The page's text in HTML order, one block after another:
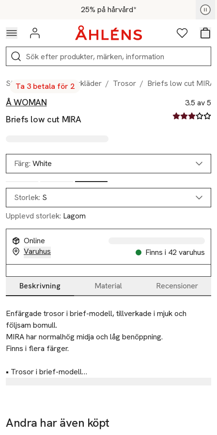
Hoppa till navigationsmenyn25% på hårvård*
För medlemmar - Shoppa nu
Logga in Favoriter
Sök
Start / Dam / Underkläder / Trosor / Briefs low cut MIRA
Produktbilder
Hoppa över bildspelet
Ta 3 betala för 2
Å WOMAN
Briefs low cut MIRA
3.5 av 5
3.5 av fem
Färg: White
Storlek: S
Upplevd storlek: Lagom
Online
Varuhus
Finns i 42 varuhus
Produktinformation
Beskrivning Material Recensioner
Beskrivning
Enfärgade trosor i brief-modell, tillverkade i mjuk och
följsam bomull.
MIRA har normalhög midja och låg benöppning.
Finns i flera färger.
• Trosor i brief-modell
• Flera färger
Dalagatan 100
113 43 Stockholm
Andra har även köpt
Ta 3 betala för
Ta 2 betala